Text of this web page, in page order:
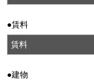
●賃料
賃料
●建物